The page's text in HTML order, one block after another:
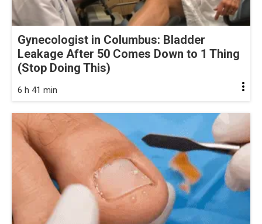
Gynecologist in Columbus: Bladder
Leakage After 50 Comes Down to 1 Thing
(Stop Doing This)
6 h 41 min